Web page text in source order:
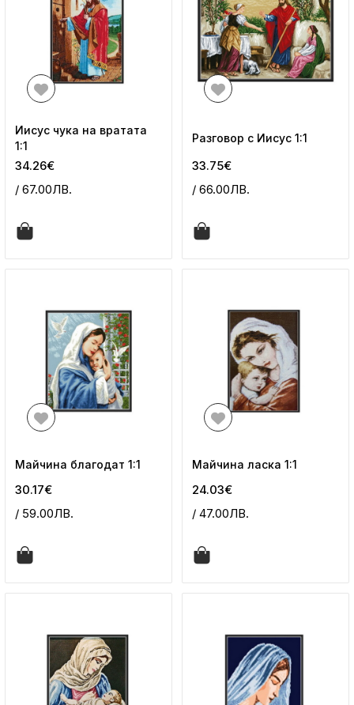
Иисус чука на вратата
1:1
34.26€
/ 67.00ЛВ.
Разговор с Иисус 1:1
33.75€
/ 66.00ЛВ.
Майчина благодат 1:1
30.17€
/ 59.00ЛВ.
Майчина ласка 1:1
24.03€
/ 47.00ЛВ.